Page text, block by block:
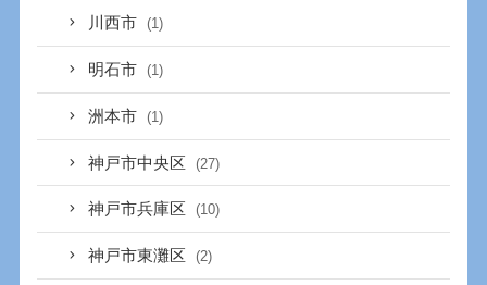
川西市 (1)
明石市 (1)
洲本市 (1)
神戸市中央区 (27)
神戸市兵庫区 (10)
神戸市東灘区 (2)